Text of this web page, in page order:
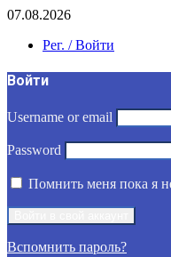
07.08.2026
Рег. / Войти
Войти
Username or email
Password
Помнить меня пока я
Вспомнить пароль?